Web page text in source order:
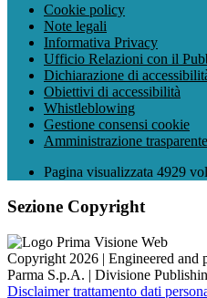
Cookie policy
Note legali
Informativa Privacy
Ufficio Relazioni con il
Dichiarazione di
Obiettivi di accessibilità
Whistleblowing
Gestione consensi cookie
Amministrazione trasparente
Pagina visualizzata 4929
Sezione Copyright
Copyright 2026 | Engineered and
Parma S.p.A. | Divisione
Disclaimer trattamento dati